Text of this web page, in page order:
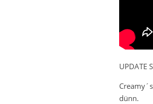
UPDATE
dünn.